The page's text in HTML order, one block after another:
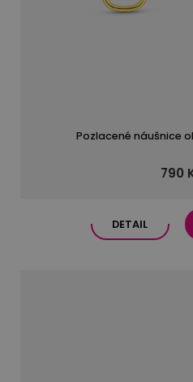
Pozlacené náušnice
790
DETAIL